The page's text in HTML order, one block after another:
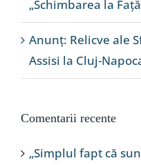
„Schimbarea la
Anunț: Relicve ale
Assisi la Cluj-
Comentarii recente
„Simplul fapt că